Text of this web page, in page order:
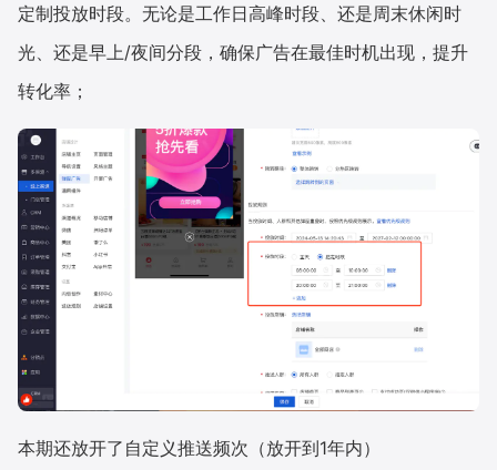
定制投放时段。无论是工作日高峰时段、还是周末休闲时
光、还是早上/夜间分段，确保广告在最佳时机出现，提升
转化率；
本期还放开了自定义推送频次（放开到1年内）